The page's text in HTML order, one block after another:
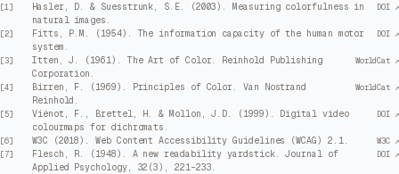
[1]
Hasler, D. & Suesstrunk, S.E. (2003). Measuring colorfulness in
natural images.
DOI ↗
[2]
Fitts, P.M. (1954). The information capacity of the human motor
system.
DOI ↗
[3]
Itten, J. (1961). The Art of Color. Reinhold Publishing
Corporation.
WorldCat ↗
[4]
Birren, F. (1969). Principles of Color. Van Nostrand
Reinhold.
WorldCat ↗
[5]
Viénot, F., Brettel, H. & Mollon, J.D. (1999). Digital video
colourmaps for dichromats.
DOI ↗
[6] W3C (2018). Web Content Accessibility Guidelines (WCAG) 2.1.
W3C ↗
[7]
Flesch, R. (1948). A new readability yardstick. Journal of
Applied Psychology, 32(3), 221–233.
DOI ↗